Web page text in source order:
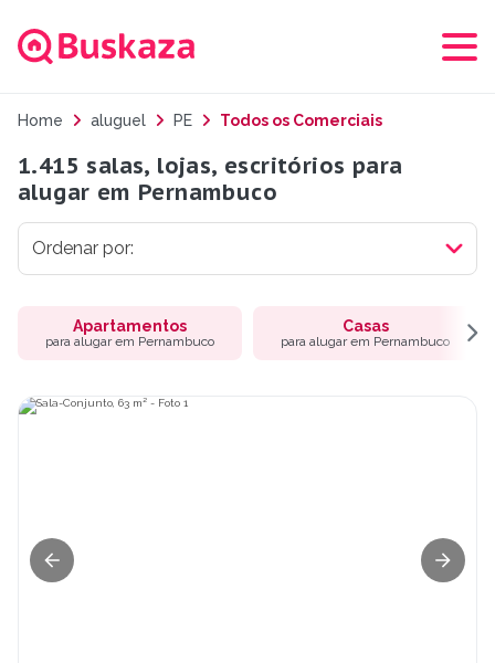
Home aluguel PE Todos os Comerciais
1.415 salas, lojas, escritórios para
alugar em Pernambuco
Apartamentos
para alugar em Pernambuco
Casas
para alugar em Pernambuco